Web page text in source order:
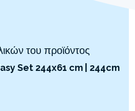
του προϊόντος
Set 244x61 cm | 244cm